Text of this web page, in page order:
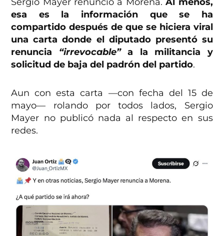
esa es la información que se ha
compartido después de que se hiciera viral
una carta donde el diputado presentó su
renuncia “irrevocable”a la militancia y
solicitud de baja del padrón del partido.
Aun con esta carta —con fecha del 15 de
mayo— rolando por todos lados, Sergio
Mayer no publicó nada al respecto en sus
redes.